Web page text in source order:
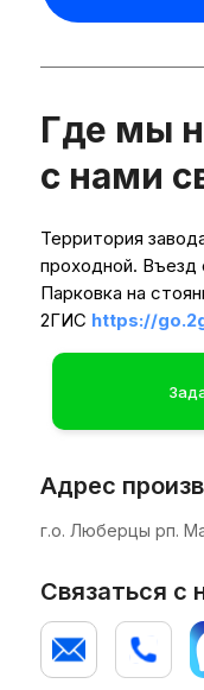
Территория
проходной. Въезд
Парковка на
2ГИС https://
Где мы
с нами
Связаться с
г.о. Люберцы рп.
Адрес